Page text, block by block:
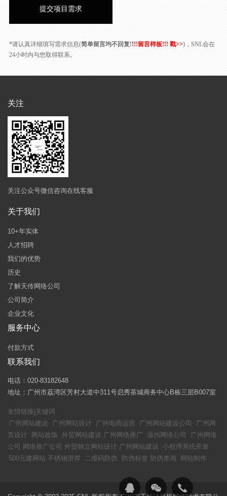
*请认真详细填写需求信息(简单留言均不回复!!!!留言样板!!! 戳>>)，SNL会在
24小时内与您取得联系。
关注
关注公众号微信咨询在线客服
关于我们
10+年实体
人才招聘
我们的优势
历史
了解天传网络公司
公司简介
企业文化
服务中心
付款方式
联系我们
电话：020-83182648
地址：广州市荔湾区芳村大道中311号启秀茶城商务中心B栋三层B007室
友情链接|关键词
广州网站建设
广州网站设计 广州电商运营 广州网站建设公司
广州网
页设计
网站改版 外贸网站建设 广州网络推广 温州网络公司
广州网络
公司 网络推广公司 外贸独立网站设计 广州网站建设 小程序系统开发
500元建网站 不锈钢滑撑 二维码防伪 防伪标签 防伪查询 网站制作